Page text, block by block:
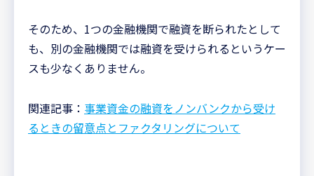
そのため、1つの金融機関で融資を断られたとして
も、別の金融機関では融資を受けられるというケー
スも少なくありません。
関連記事： 事業資金の融資をノンバンクから受け
るときの留意点とファクタリングについて